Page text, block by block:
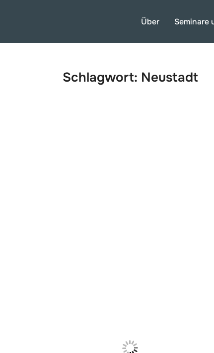
Über Seminare
Schlagwort: Neustadt